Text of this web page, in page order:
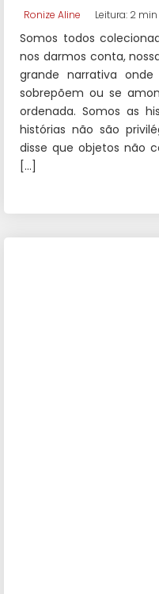
Ronize Aline Leitura: 2 min
Somos todos
nos darmos conta,
grande narrativa
sobrepõem ou se
ordenada. Somos as
histórias não são
disse que objetos não
[…]